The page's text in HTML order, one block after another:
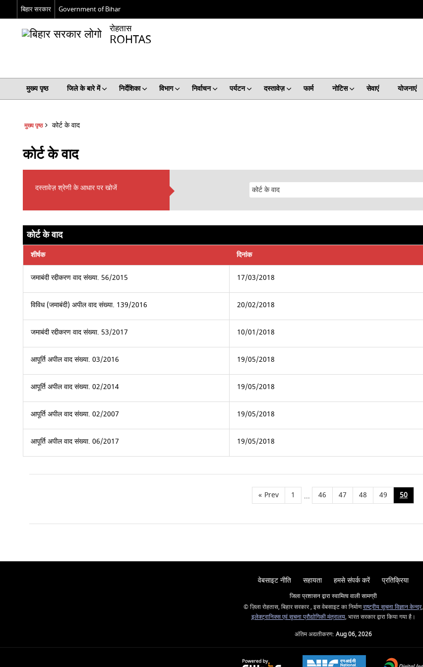
बिहार सरकार Government of Bihar
रोहतास
ROHTAS
मुख्य पृष्ठ जिले के बारे में निर्देशिका विभाग निर्वाचन पर्यटन दस्तावेज़ फार्म नोटिस सेवाएं योजनाएं
मुख्य पृष्ठ कोर्ट के वाद
कोर्ट के वाद
दस्तावेज़ श्रेणी के आधार पर खोजें
कोर्ट के वाद
शीर्षक दिनांक
जमाबंदी रद्दीकरण वाद संख्या. 56/2015 17/03/2018
विविध (जमाबंदी) अपील वाद संख्या. 139/2016 20/02/2018
जमाबंदी रद्दीकरण वाद संख्या. 53/2017 10/01/2018
आपूर्ति अपील वाद संख्या. 03/2016 19/05/2018
आपूर्ति अपील वाद संख्या. 02/2014 19/05/2018
आपूर्ति अपील वाद संख्या. 02/2007 19/05/2018
आपूर्ति अपील वाद संख्या. 06/2017 19/05/2018
« Prev 1 ... 46 47 48 49 50
वेबसाइट नीति सहायता हमसे संपर्क करें प्रतिक्रिया
जिला प्रशासन द्वारा स्वामित्व वाली सामग्री
© ज़िला रोहतास, बिहार सरकार , इस वेबसाइट का निर्माणराष्ट्रीय सूचना विज्ञान केन्द्र,
इलेक्ट्रानिक्स एवं सूचना प्रौद्योगिकी मंत्रालय, भारत सरकार द्वारा किया गया है।
अंतिम अद्यतीकरण: Aug 06, 2026